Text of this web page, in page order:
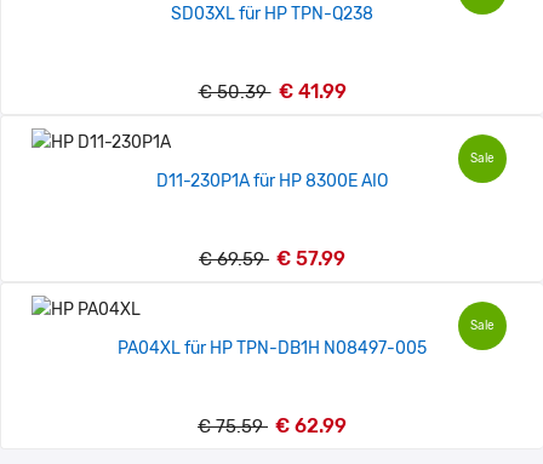
SD03XL für HP TPN-Q238
€ 50.39 € 41.99
Sale
D11-230P1A für HP 8300E AIO
€ 69.59 € 57.99
Sale
PA04XL für HP TPN-DB1H N08497-005
€ 75.59 € 62.99